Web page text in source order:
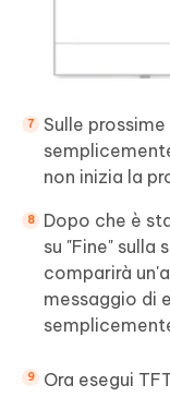
Sulle
non inizia la
Dopo che è
su "Fine" sulla
comparirà
messaggio di
Ora esegui